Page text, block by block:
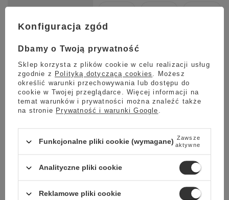
Towar dostępny w magazynie
Darmowa dostawa
Sprawdź cennik
Zestaw prezentowy Dafi - Butelka filtrująca, butelka
termiczna i herbata Earl Grey
Wysyłka jeszcze dzisiaj
Towar dostępny w magazynie
Darmowa dostawa
Konfiguracja zgód
Dbamy o Twoją prywatność
Sklep korzysta z plików cookie w celu realizacji usług
zgodnie z Polityką dotyczącą cookies . Możesz
określić warunki przechowywania lub dostępu do
cookie w Twojej przeglądarce. Więcej informacji na
temat warunków i prywatności można znaleźć także
na stronie Prywatność i warunki Google .
Funkcjonalne pliki cookie (wymagane) Zawsze
aktywne
Analityczne pliki cookie
Reklamowe pliki cookie